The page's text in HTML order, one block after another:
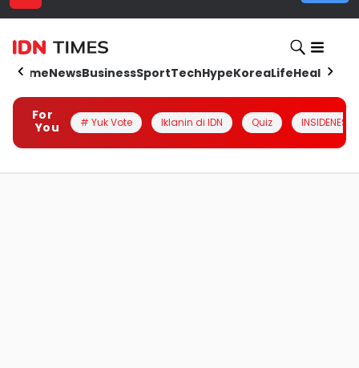
HomeNewsBusinessSportTechHypeKoreaLifeHealth
For
You
# Yuk Vote Iklanin di IDN Quiz INSIDENESIA